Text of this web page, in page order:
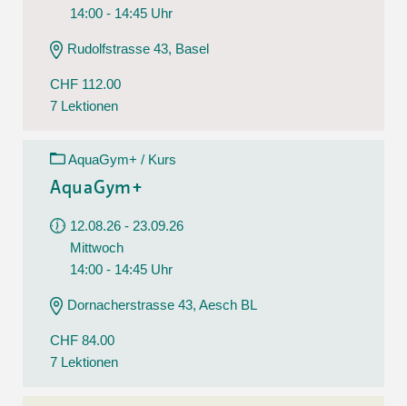
14:00 - 14:45 Uhr
Rudolfstrasse 43, Basel
CHF 112.00
7 Lektionen
AquaGym+ / Kurs
AquaGym+
12.08.26 - 23.09.26
Mittwoch
14:00 - 14:45 Uhr
Dornacherstrasse 43, Aesch BL
CHF 84.00
7 Lektionen